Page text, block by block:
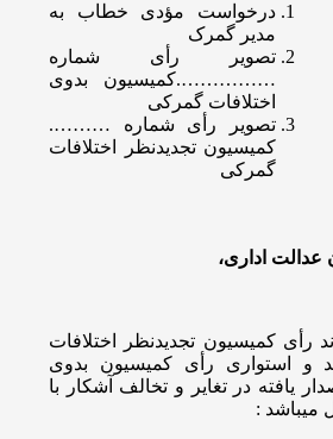
درخواست مؤدی خطاب به
مدیر گمرک
تصویر رأی شماره
…………….کمیسیون بدوی
اختلافات گمرکی
تصویر رأی شماره ……….
کمیسیون تجدیدنظر اختلافات
گمرکی
اداری،
رأی کمیسیون تجدیدنظر اختلافات
و استواری رأی کمیسیون بدوی
یافته در تغایر و تخالف آشکار با
میباشد :